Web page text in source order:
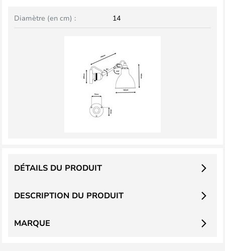
Diamètre (en cm) : 14
DESCRIPTION DU PRODUIT
DÉTAILS DU PRODUIT
MARQUE